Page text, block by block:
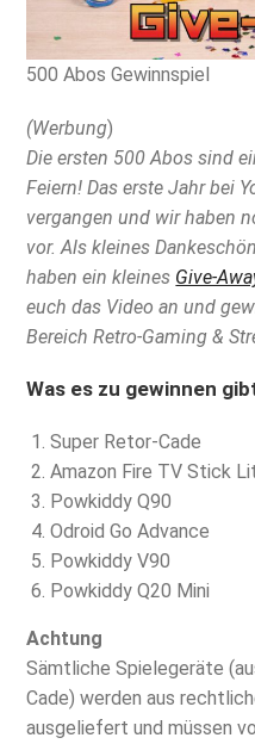
500 Abos Gewinnspiel
(Werbung)
Die ersten 500 Abos sind
Feiern! Das erste Jahr bei
vergangen und wir haben
vor. Als kleines
haben ein kleines Give-
euch das Video an und
Bereich Retro-Gaming &
Was es zu gewinnen
Super Retor-Cade
Amazon Fire TV Stick
Powkiddy Q90
Odroid Go Advance
Powkiddy V90
Powkiddy Q20 Mini
Achtung
Sämtliche Spielegeräte
Cade) werden aus
ausgeliefert und müssen